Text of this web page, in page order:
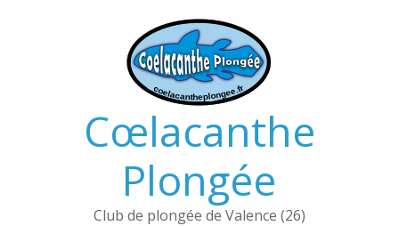
Cœlacanthe
Plongée
Club de plongée de Valence (26)